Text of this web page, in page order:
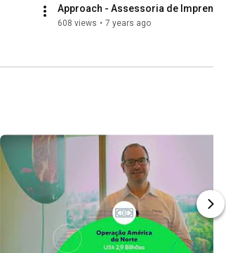
Approach - Assessoria de Imprensa
608 views • 7 years ago